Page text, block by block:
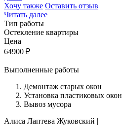
Хочу также Оставить отзыв
Читать далее
Тип работы
Остекление квартиры
Цена
64900 ₽
Выполненные работы
Демонтаж старых окон
Установка пластиковых окон
Вывоз мусора
Алиса Лаптева Жуковский |